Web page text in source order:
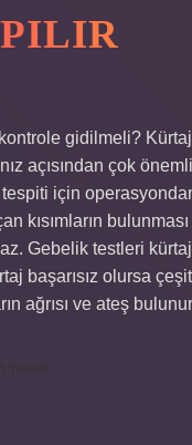
gidilmeli?
açısından çok
tespiti için
kısımların
Gebelik testleri
başarısız olursa
ağrısı ve ateş